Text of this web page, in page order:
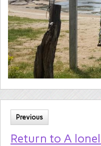
Previous
Return to A